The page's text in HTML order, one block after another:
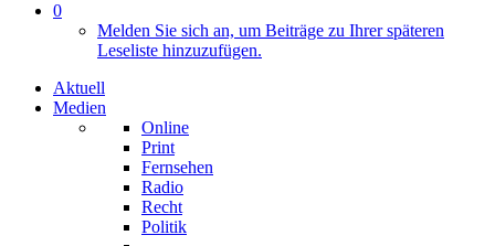
0
Melden Sie sich an, um Beiträge zu Ihrer späteren
Leseliste hinzuzufügen.
Aktuell
Medien
Online
Print
Fernsehen
Radio
Recht
Politik